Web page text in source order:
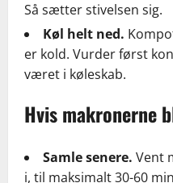
Så sætter stivelsen sig.
Køl helt ned.
er kold. Vurder først
været i køleskab.
Hvis makronerne
Samle senere. Vent
i, til maksimalt 30-60